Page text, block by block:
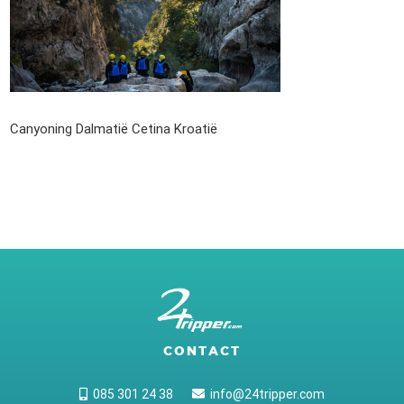
Canyoning Dalmatië Cetina Kroatië
CONTACT
085 301 24 38 info@24tripper.com